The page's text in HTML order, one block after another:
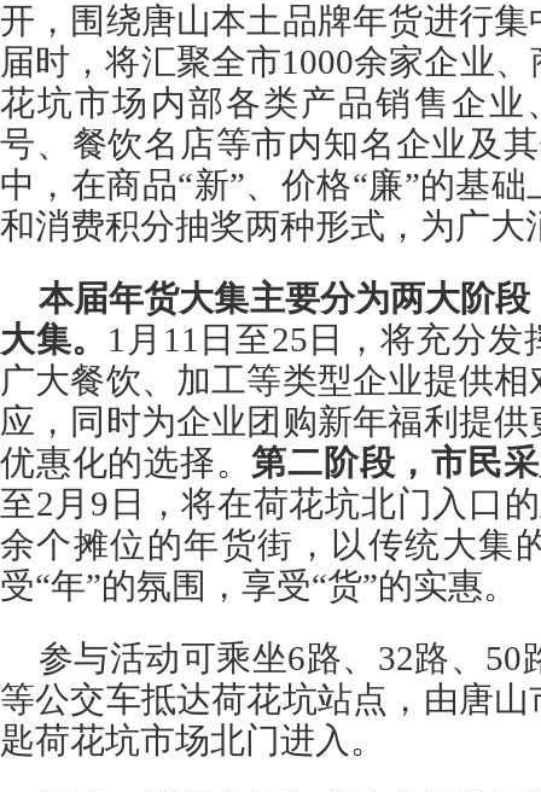
开，围绕唐山本土品牌年货进行
届时，将汇聚全市1000余家企业
花坑市场内部各类产品销售企业
号、餐饮名店等市内知名企业及
中，在商品“新”、价格“廉”的基
和消费积分抽奖两种形式，为广大
本届年货大集主要分为两大阶
大集。 1月11日至25日，将充分
广大餐饮、加工等类型企业提供
应，同时为企业团购新年福利提
优惠化的选择。第二阶段，市民
至2月9日，将在荷花坑北门入口
余个摊位的年货街，以传统大集
受“年”的氛围，享受“货”的实惠。
参与活动可乘坐6路、32路、50
等公交车抵达荷花坑站点，由唐
匙荷花坑市场北门进入。